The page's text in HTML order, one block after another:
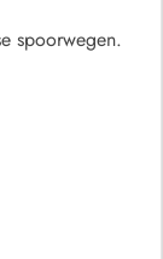
spoorwegen.